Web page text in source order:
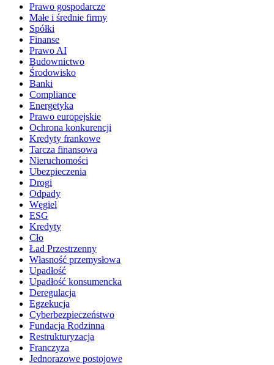
Prawo gospodarcze
Małe i średnie firmy
Spółki
Finanse
Prawo AI
Budownictwo
Środowisko
Banki
Compliance
Energetyka
Prawo europejskie
Ochrona konkurencji
Kredyty frankowe
Tarcza finansowa
Nieruchomości
Ubezpieczenia
Drogi
Odpady
Węgiel
ESG
Kredyty
Cło
Ład Przestrzenny
Własność przemysłowa
Upadłość
Upadłość konsumencka
Deregulacja
Egzekucja
Cyberbezpieczeństwo
Fundacja Rodzinna
Restrukturyzacja
Franczyza
Jednorazowe postojowe